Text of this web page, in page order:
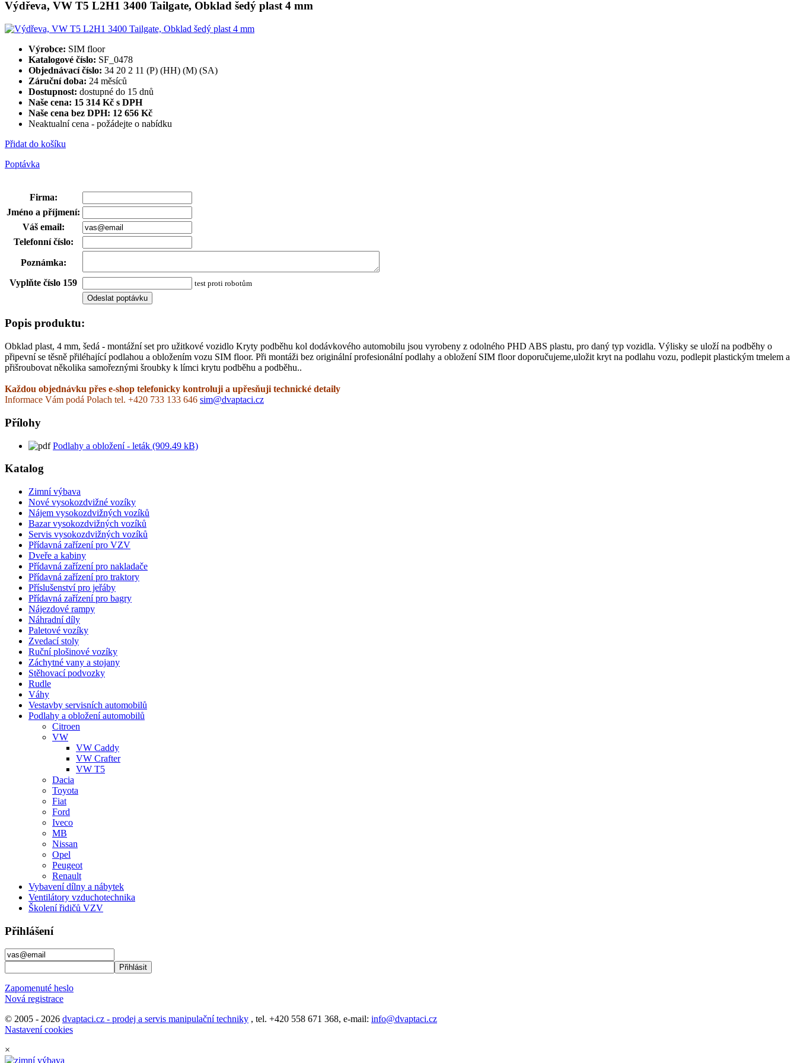
Výdřeva, VW T5 L2H1 3400 Tailgate, Obklad šedý plast 4 mm
Výrobce: SIM floor
Katalogové číslo: SF_0478
Objednávací číslo: 34 20 2 11 (P) (HH) (M) (SA)
Záruční doba: 24 měsíců
Dostupnost: dostupné do 15 dnů
Naše cena: 15 314 Kč s DPH
Naše cena bez DPH: 12 656 Kč
Neaktualní cena - požádejte o nabídku
Přidat do košíku
Poptávka
Firma:
Jméno a příjmení:
Váš email:
Telefonní číslo:
Poznámka:
Vyplňte číslo 159
test proti robotům
Popis produktu:
Obklad plast, 4 mm, šedá - montážní set pro užitkové vozidlo Kryty podběhu kol dodávkového automobilu jsou vyrobeny z odolného PHD ABS plastu, pro daný typ vozidla. Výlisky se uloží na podběhy o
připevní se těsně přiléhající podlahou a obložením vozu SIM floor. Při montáži bez originální profesionální podlahy a obložení SIM floor doporučujeme,uložit kryt na podlahu vozu, podlepit plastickým tmelem a
přišroubovat několika samořeznými šroubky k límci krytu podběhu a podběhu..
Každou objednávku přes e-shop telefonicky kontroluji a upřesňuji technické detaily
Informace Vám podá Polach tel. +420 733 133 646 sim@dvaptaci.cz
Přílohy
Podlahy a obložení - leták (909.49 kB)
Katalog
Zimní výbava
Nové vysokozdvižné vozíky
Nájem vysokozdvižných vozíků
Bazar vysokozdvižných vozíků
Servis vysokozdvižných vozíků
Přídavná zařízení pro VZV
Dveře a kabiny
Přídavná zařízení pro nakladače
Přídavná zařízení pro traktory
Příslušenství pro jeřáby
Přídavná zařízení pro bagry
Nájezdové rampy
Náhradní díly
Paletové vozíky
Zvedací stoly
Ruční plošinové vozíky
Záchytné vany a stojany
Stěhovací podvozky
Rudle
Váhy
Vestavby servisních automobilů
Podlahy a obložení automobilů
Citroen
VW
VW Caddy
VW Crafter
VW T5
Dacia
Toyota
Fiat
Ford
Iveco
MB
Nissan
Opel
Peugeot
Renault
Vybavení dílny a nábytek
Ventilátory vzduchotechnika
Školení řidičů VZV
Přihlášení
Zapomenuté heslo
Nová registrace
© 2005 - 2026 dvaptaci.cz - prodej a servis manipulační techniky , tel. +420 558 671 368, e-mail: info@dvaptaci.cz
Nastavení cookies
×